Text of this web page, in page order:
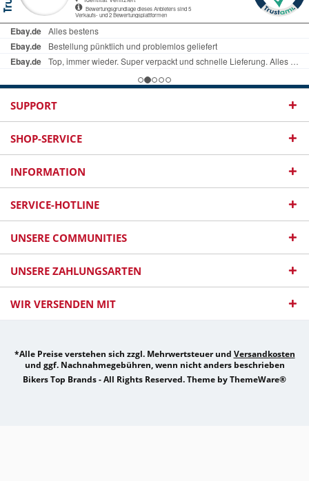
SUPPORT
SHOP-SERVICE
INFORMATION
SERVICE-HOTLINE
UNSERE COMMUNITIES
UNSERE ZAHLUNGSARTEN
WIR VERSENDEN MIT
*Alle Preise verstehen sich zzgl. Mehrwertsteuer und Versandkosten
und ggf. Nachnahmegebühren, wenn nicht anders beschrieben
Bikers Top Brands - All Rights Reserved. Theme byThemeWare®